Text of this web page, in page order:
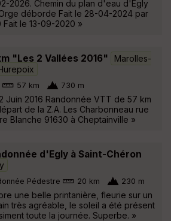
2026. Chemin du plan d'eau d'Egly
déborde Fait le 28-04-2024 par
Fait le 13-09-2020 »
"Les 2 Vallées 2016"
Marolles-
57 km 730 m
Juin 2016 Randonnée VTT de 57 km
de la Z.A. Les Charbonneau rue
Blanche 91630 à Cheptainville »
d'Egly à Saint-Chéron
Pédestre 20 km 230 m
une belle printanière, fleurie sur un
très agréable, le soleil a été présent
toute la journée. Superbe. »